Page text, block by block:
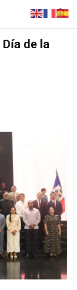
de la